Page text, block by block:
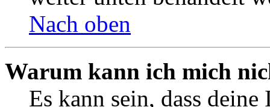
Nach oben
Warum kann ich mich
Es kann sein, dass